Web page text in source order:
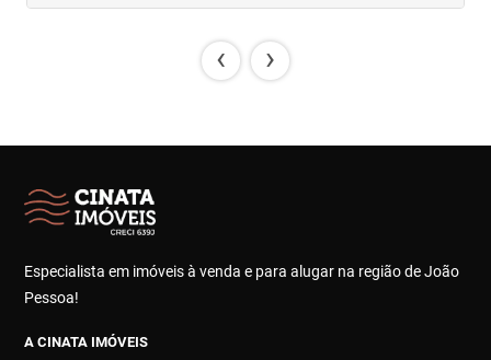
‹ ›
Especialista em imóveis à venda e para alugar na região de João
Pessoa!
A CINATA IMÓVEIS